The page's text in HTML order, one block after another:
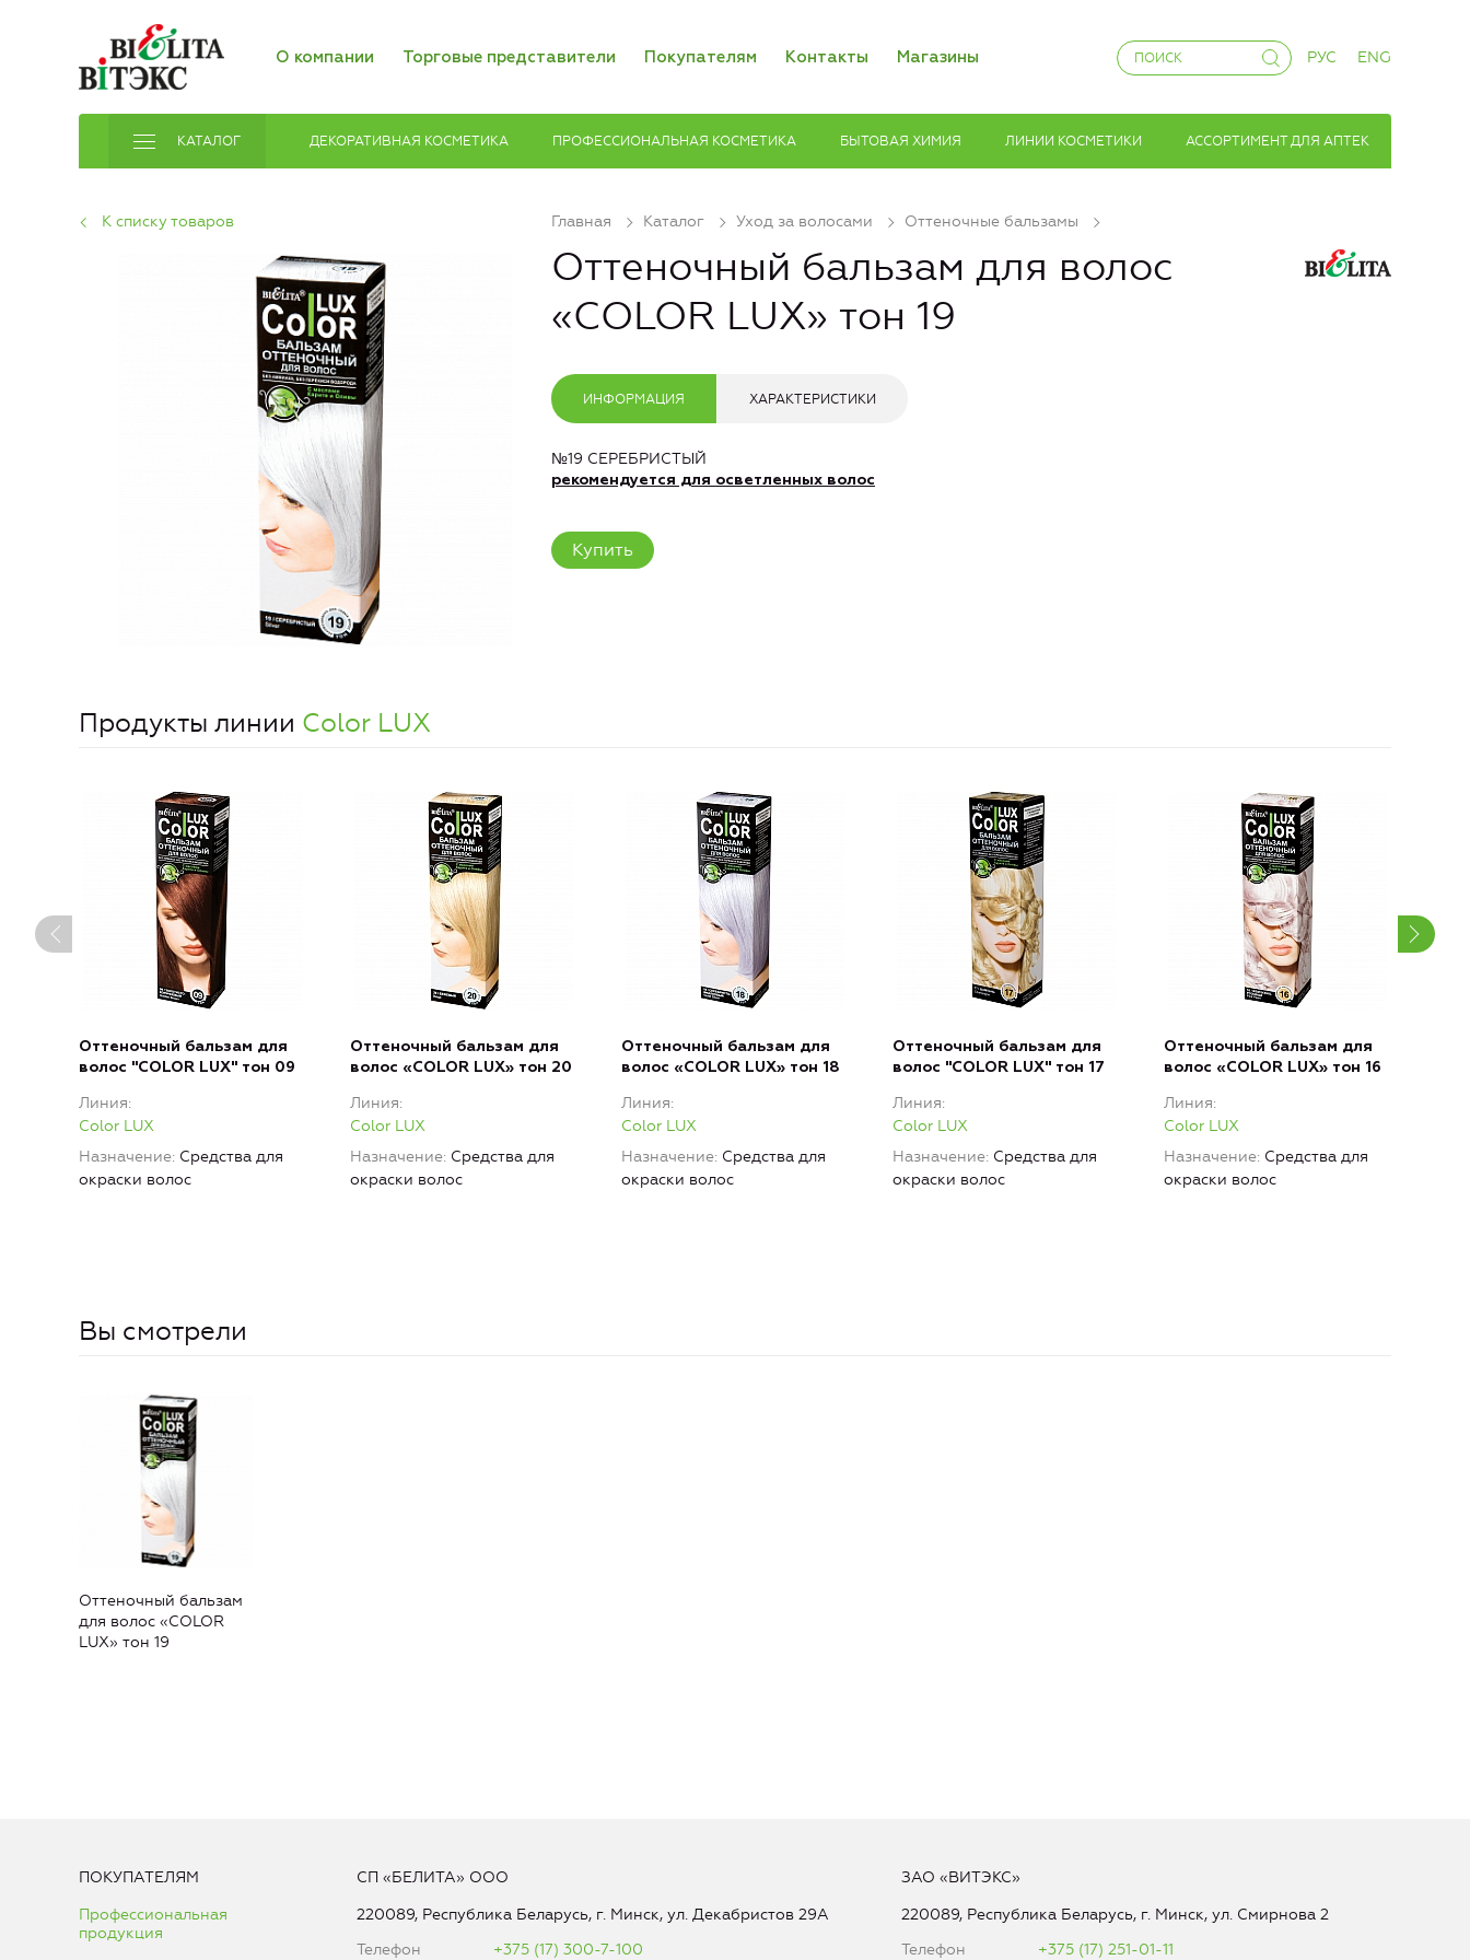
О компании Торговые представители Покупателям Контакты Магазины РУС ENG
КАТАЛОГ ДЕКОРАТИВНАЯ КОСМЕТИКА ПРОФЕССИОНАЛЬНАЯ КОСМЕТИКА БЫТОВАЯ ХИМИЯ ЛИНИИ КОСМЕТИКИ АССОРТИМЕНТ ДЛЯ АПТЕК
Главная Каталог Уход за волосами Оттеночные бальзамы
К списку товаров
Оттеночный бальзам для волос
«COLOR LUX» тон 19
ИНФОРМАЦИЯ ХАРАКТЕРИСТИКИ
№19 СЕРЕБРИСТЫЙ
рекомендуется для осветленных волос
Купить
Продукты линии Color LUX
Оттеночный бальзам для
волос "COLOR LUX" тон 09
Линия
Color LUX
Назначение Средства для
окраски волос
Оттеночный бальзам для
волос «COLOR LUX» тон 20
Линия
Color LUX
Назначение Средства для
окраски волос
Оттеночный бальзам для
волос «COLOR LUX» тон 18
Линия
Color LUX
Назначение Средства для
окраски волос
Оттеночный бальзам для
волос "COLOR LUX" тон 17
Линия
Color LUX
Назначение Средства для
окраски волос
Оттеночный бальзам для
волос «COLOR LUX» тон 16
Линия
Color LUX
Назначение Средства для
окраски волос
Вы смотрели
Оттеночный бальзам
для волос «COLOR
LUX» тон 19
ПОКУПАТЕЛЯМ
Профессиональная
продукция
СП «БЕЛИТА» ООО
220089, Республика Беларусь, г. Минск, ул. Декабристов 29А
Телефон
+375 (17) 300-7-100
ЗАО «ВИТЭКС»
220089, Республика Беларусь, г. Минск, ул. Смирнова 2
Телефон
+375 (17) 251-01-11